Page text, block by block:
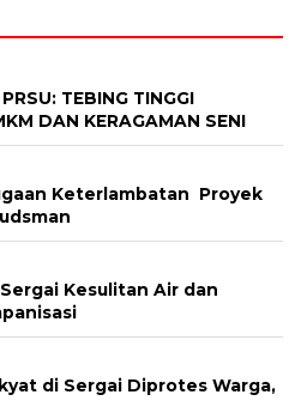
TEBING TINGGI
DAN KERAGAMAN SENI
Keterlambatan Proyek
Kesulitan Air dan
di Sergai Diprotes Warga,